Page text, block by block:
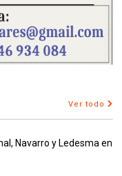
Ver todo
Navarro y Ledesma en